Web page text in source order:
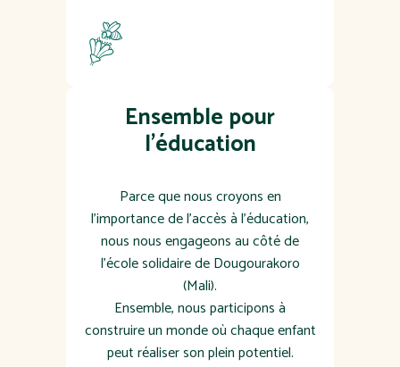
Ensemble pour
l'éducation
Parce que nous croyons en
l'importance de l'accès à l'éducation,
nous nous engageons au côté de
l'école solidaire de Dougourakoro
(Mali).
Ensemble, nous participons à
construire un monde où chaque enfant
peut réaliser son plein potentiel.